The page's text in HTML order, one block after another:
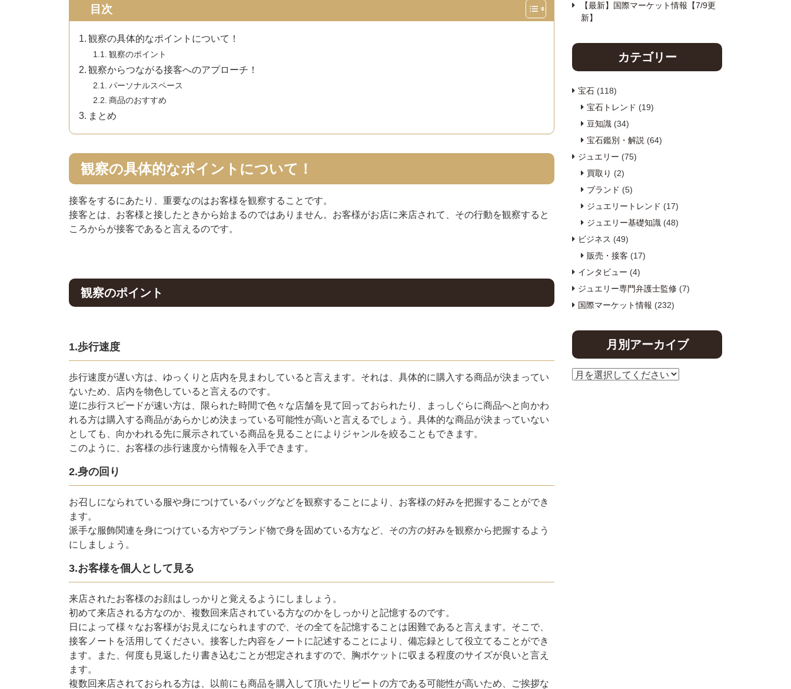
目次
観察の具体的なポイントについて！
観察のポイント
観察からつながる接客へのアプローチ！
パーソナルスペース
商品のおすすめ
まとめ
観察の具体的なポイントについて！
接客をするにあたり、重要なのはお客様を観察することです。
接客とは、お客様と接したときから始まるのではありません。お客様がお店に来店されて、その行動を観察すると
ころからが接客であると言えるのです。
観察のポイント
1.歩行速度
歩行速度が遅い方は、ゆっくりと店内を見まわしていると言えます。それは、具体的に購入する商品が決まってい
ないため、店内を物色していると言えるのです。
逆に歩行スピードが速い方は、限られた時間で色々な店舗を見て回っておられたり、まっしぐらに商品へと向かわ
れる方は購入する商品があらかじめ決まっている可能性が高いと言えるでしょう。具体的な商品が決まっていない
としても、向かわれる先に展示されている商品を見ることによりジャンルを絞ることもできます。
このように、お客様の歩行速度から情報を入手できます。
2.身の回り
お召しになられている服や身につけているバッグなどを観察することにより、お客様の好みを把握することができ
ます。
派手な服飾関連を身につけている方やブランド物で身を固めている方など、その方の好みを観察から把握するよう
にしましょう。
3.お客様を個人として見る
来店されたお客様のお顔はしっかりと覚えるようにしましょう。
初めて来店される方なのか、複数回来店されている方なのかをしっかりと記憶するのです。
日によって様々なお客様がお見えになられますので、その全てを記憶することは困難であると言えます。そこで、
接客ノートを活用してください。接客した内容をノートに記述することにより、備忘録として役立てることができ
ます。また、何度も見返したり書き込むことが想定されますので、胸ポケットに収まる程度のサイズが良いと言え
ます。
複数回来店されておられる方は、以前にも商品を購入して頂いたリピートの方である可能性が高いため、ご挨拶な
【最新】国際マーケット情報【7/9更
新】
カテゴリー
宝石 (118)
宝石トレンド (19)
豆知識 (34)
宝石鑑別・解説 (64)
ジュエリー (75)
買取り (2)
ブランド (5)
ジュエリートレンド (17)
ジュエリー基礎知識 (48)
ビジネス (49)
販売・接客 (17)
インタビュー (4)
ジュエリー専門弁護士監修 (7)
国際マーケット情報 (232)
月別アーカイブ